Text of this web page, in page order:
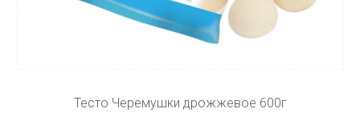
Тесто Черемушки дрожжевое 600г